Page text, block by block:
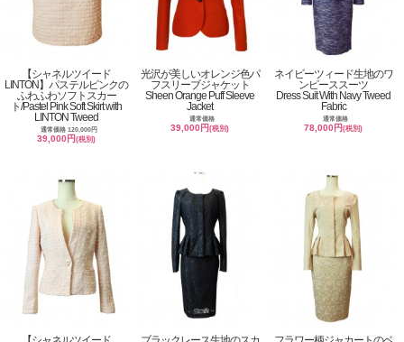
【シャネルツイード
LINTON】パステルピンクの
ふわふわソフトスカー
ト/Pastel Pink Soft Skirt with
LINTON Tweed
通常価格 120,000円
39,000円(税別)
光沢が美しいオレンジ色パ
フスリーブジャケット
Sheen Orange Puff Sleeve
Jacket
通常価格
39,000円(税別)
ネイビーツィード生地のワ
ンピーススーツ
Dress Suit With Navy Tweed
Fabric
通常価格
78,000円(税別)